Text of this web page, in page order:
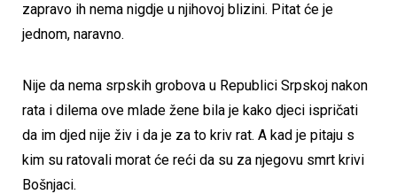
zapravo ih nema nigdje u njihovoj blizini. Pitat će je
jednom, naravno.
Nije da nema srpskih grobova u Republici Srpskoj nakon
rata i dilema ove mlade žene bila je kako djeci ispričati
da im djed nije živ i da je za to kriv rat. A kad je pitaju s
kim su ratovali morat će reći da su za njegovu smrt krivi
Bošnjaci.